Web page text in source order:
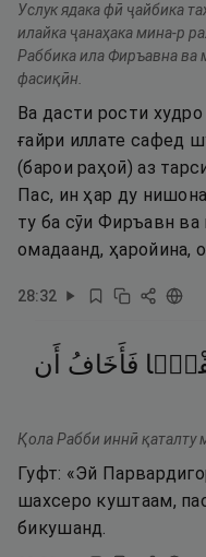
Услук ядака фӣ ҷайбика
илайка ҷанаҳака мина-р
Раббика ила Фиръавна ва
фасиқӣн.
Ва дасти рости
ғайри иллате сафед
(барои раҳоӣ) аз
Пас, ин ҳар ду
ту ба сӯи Фиръавн
омадаанд, ҳаройина,
28:32
فَأَخَافُ
أَن
Қола Рабби иннӣ қаталту
Гуфт: «Эй
шахсеро куштаам,
бикушанд.